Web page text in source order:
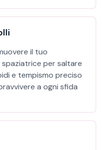
il tuo
per saltare
e tempismo preciso
a ogni sfida